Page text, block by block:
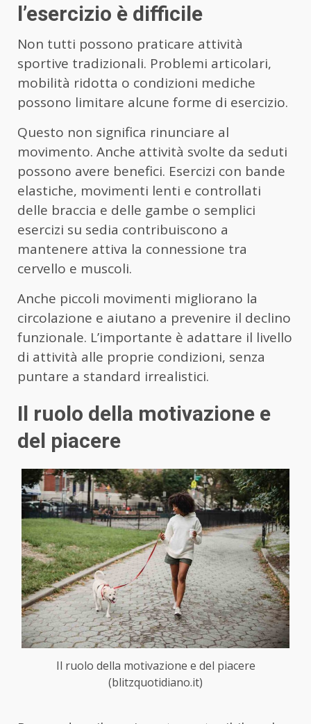
l’esercizio è difficile
Non tutti possono praticare attività
sportive tradizionali. Problemi articolari,
mobilità ridotta o condizioni mediche
possono limitare alcune forme di esercizio.
Questo non significa rinunciare al
movimento. Anche attività svolte da seduti
possono avere benefici. Esercizi con bande
elastiche, movimenti lenti e controllati
delle braccia e delle gambe o semplici
esercizi su sedia contribuiscono a
mantenere attiva la connessione tra
cervello e muscoli.
Anche piccoli movimenti migliorano la
circolazione e aiutano a prevenire il declino
funzionale. L’importante è adattare il livello
di attività alle proprie condizioni, senza
puntare a standard irrealistici.
Il ruolo della motivazione e
del piacere
Il ruolo della motivazione e del piacere
(blitzquotidiano.it)